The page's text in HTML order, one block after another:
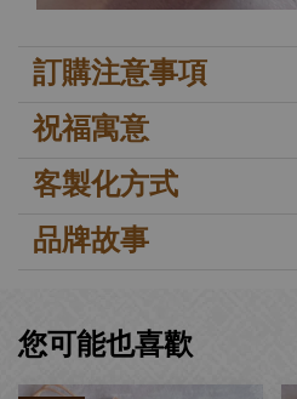
訂購注意事項
祝福寓意
客製化方式
品牌故事
您可能也喜歡